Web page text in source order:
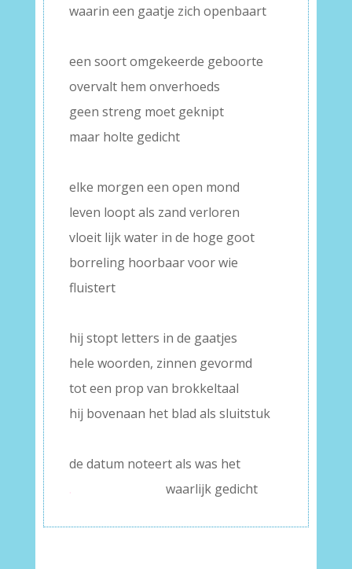
waarin een gaatje zich openbaart
een soort omgekeerde geboorte
overvalt hem onverhoeds
geen streng moet geknipt
maar holte gedicht
elke morgen een open mond
leven loopt als zand verloren
vloeit lijk water in de hoge goot
borreling hoorbaar voor wie
fluistert
hij stopt letters in de gaatjes
hele woorden, zinnen gevormd
tot een prop van brokkeltaal
hij bovenaan het blad als sluitstuk
de datum noteert als was het
.
waarlijk gedicht